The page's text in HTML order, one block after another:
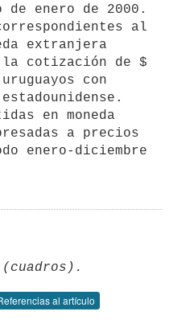
enero de 2000.
al
extranjera
la cotización de $
con
en moneda
a precios
enero-diciembre
al artículo